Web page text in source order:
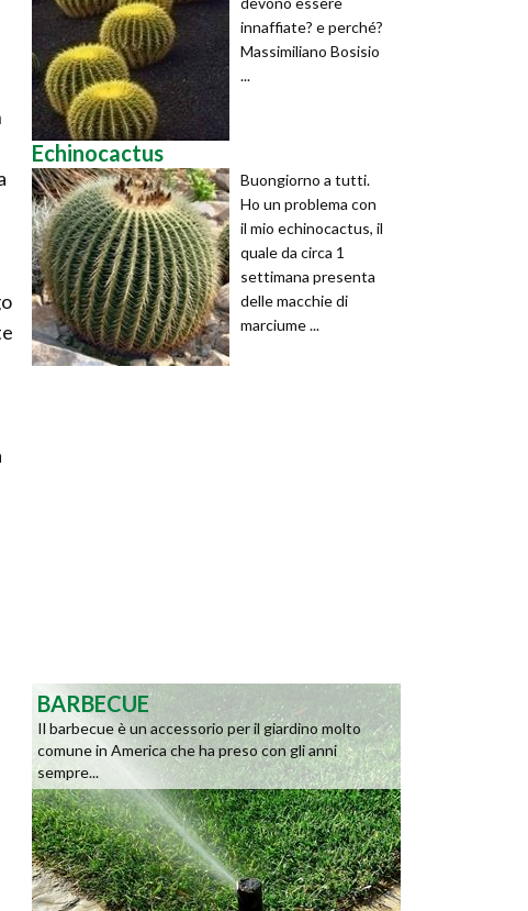
innaffiate? e perché?
Massimiliano Bosisio
...
Echinocactus
Buongiorno a tutti.
Ho un problema con
il mio echinocactus, il
quale da circa 1
settimana presenta
delle macchie di
marciume ...
BARBECUE
Il barbecue è un accessorio per il giardino molto
comune in America che ha preso con gli anni
sempre...